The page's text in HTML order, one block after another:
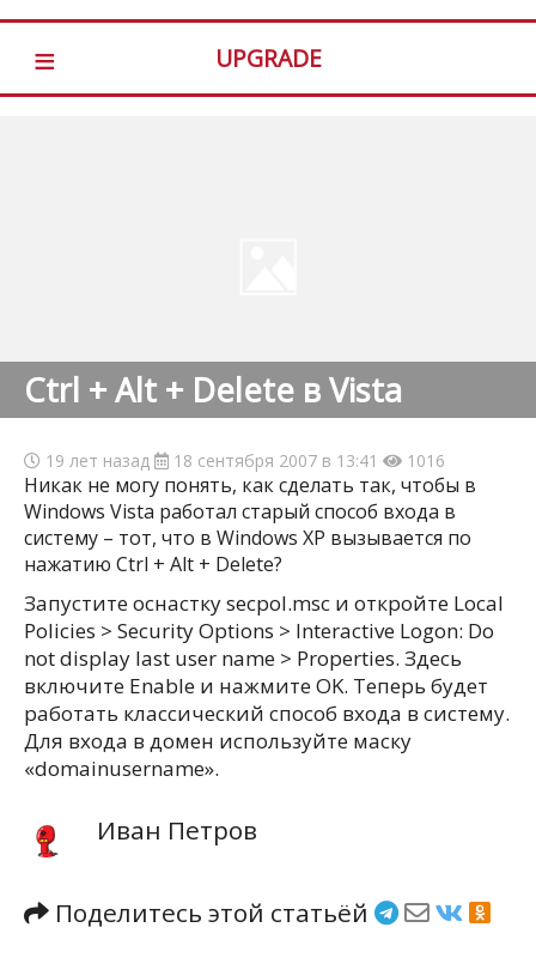
≡ UPGRADE
Ctrl + Alt + Delete в Vista
19 лет назад 18 сентября 2007 в 13:41 1016
Никак не могу понять, как сделать так, чтобы в
Windows Vista работал старый способ входа в
систему – тот, что в Windows XP вызывается по
нажатию Ctrl + Alt + Delete?
Запустите оснастку secpol.msc и откройте Local
Policies > Security Options > Interactive Logon: Do
not display last user name > Properties. Здесь
включите Enable и нажмите OK. Теперь будет
работать классический способ входа в систему.
Для входа в домен используйте маску
«domainusername».
Иван Петров
Поделитесь этой статьёй